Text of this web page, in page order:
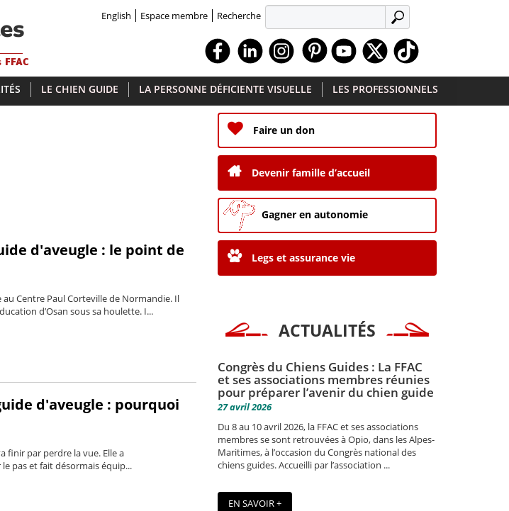
FFAC
English Espace membre Recherche APPLIQUER
FacebookLinkedin Instagram Youtube
LE CHIEN GUIDE LA PERSONNE DÉFICIENTE VISUELLE LES PROFESSIONNELS
d'aveugle : le point de
Centre Paul Corteville de Normandie. Il
d’Osan sous sa houlette. I...
d'aveugle : pourquoi
finir par perdre la vue. Elle a
pas et fait désormais équip...
Faire un don
Devenir famille d’accueil
Gagner en autonomie
Legs et assurance vie
ACTUALITÉS
Congrès du Chiens Guides : La FFAC
et ses associations membres réunies
pour préparer l’avenir du chien guide
27 avril 2026
Du 8 au 10 avril 2026, la FFAC et ses associations
membres se sont retrouvées à Opio, dans les Alpes-
Maritimes, à l’occasion du Congrès national des
chiens guides. Accueilli par l’association ...
EN SAVOIR +